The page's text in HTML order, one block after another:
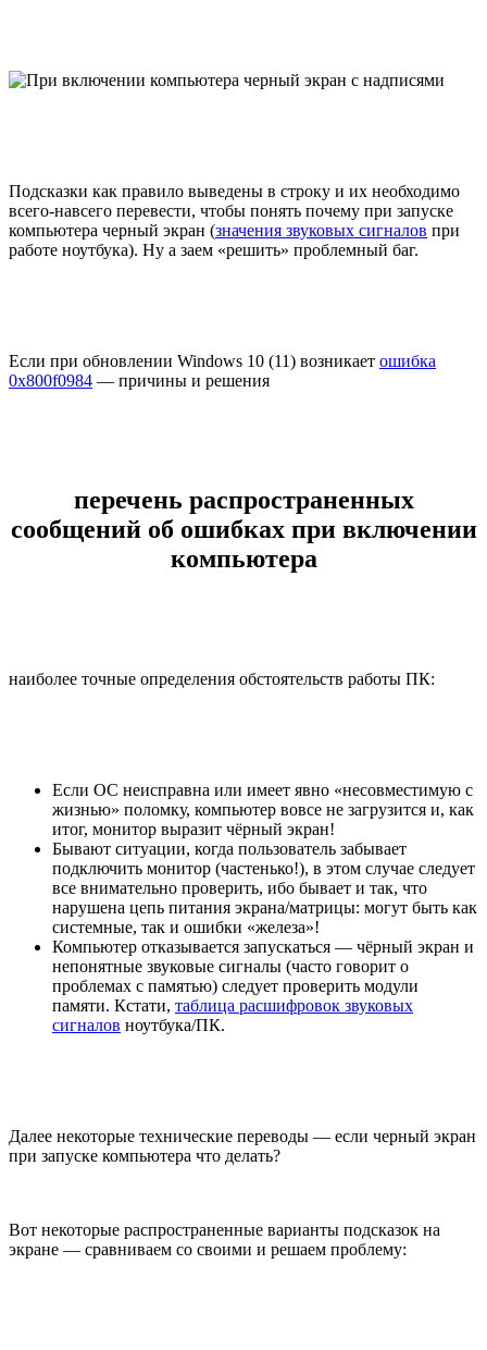
Подсказки как правило выведены в строку и их необходимо
всего-навсего перевести, чтобы понять почему при запуске
компьютера черный экран (значения звуковых сигналов при
работе ноутбука). Ну а заем «решить» проблемный баг.
Если при обновлении Windows 10 (11) возникает ошибка
0x800f0984 — причины и решения
перечень распространенных
сообщений об ошибках при включении
компьютера
наиболее точные определения обстоятельств работы ПК:
Если ОС неисправна или имеет явно «несовместимую с
жизнью» поломку, компьютер вовсе не загрузится и, как
итог, монитор выразит чёрный экран!
Бывают ситуации, когда пользователь забывает
подключить монитор (частенько!), в этом случае следует
все внимательно проверить, ибо бывает и так, что
нарушена цепь питания экрана/матрицы: могут быть как
системные, так и ошибки «железа»!
Компьютер отказывается запускаться — чёрный экран и
непонятные звуковые сигналы (часто говорит о
проблемах с памятью) следует проверить модули
памяти. Кстати, таблица расшифровок звуковых
сигналов ноутбука/ПК.
Далее некоторые технические переводы — если черный экран
при запуске компьютера что делать?
Вот некоторые распространенные варианты подсказок на
экране — сравниваем со своими и решаем проблему: